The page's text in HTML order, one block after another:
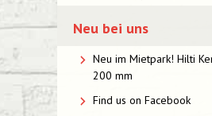
Neu bei uns
Neu im Mietpark! Hilti
200 mm
Find us on Facebook